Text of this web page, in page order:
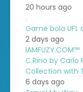
20 hours ago
.
Game bola UFL
2 days ago
IAMFUZY.COM™
C.Rino by Carlo
Collection with
6 days ago